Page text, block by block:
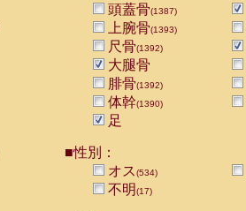
頭蓋骨(1387)
上腕骨(1393)
尺骨(1392)
大腿骨
腓骨(1392)
体幹(1390)
足
■性別：
オス(534)
不明(17)